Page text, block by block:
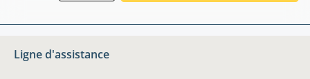
Ligne d'assistance